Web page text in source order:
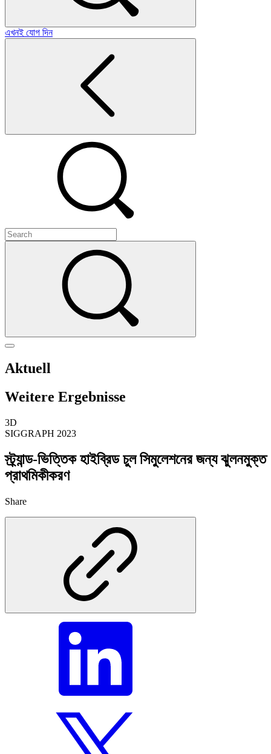
এখনই যোগ দিন
Aktuell
Weitere Ergebnisse
3D
SIGGRAPH 2023
স্ট্র্যান্ড-ভিত্তিক হাইব্রিড চুল সিমুলেশনের জন্য ঝুলনমুক্ত
প্রাথমিকীকরণ
Share